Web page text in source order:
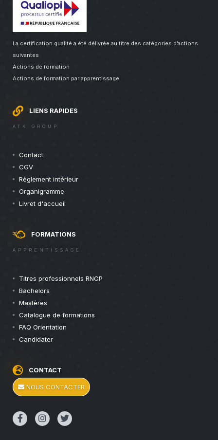
La certification qualité a été délivrée au titre des catégories d’actions
suivantes
Actions de formation
Actions de formation par apprentissage
LIENS RAPIDES
ATK GROUP
Contact
CGV
Règlement intérieur
Organigramme
Livret d'accueil
FORMATIONS
APPRENTISSAGE
Titres professionnels RNCP
Bachelors
Mastères
Catalogue de formations
FAQ Orientation
Candidater
CONTACT
NOUS CONTACTER